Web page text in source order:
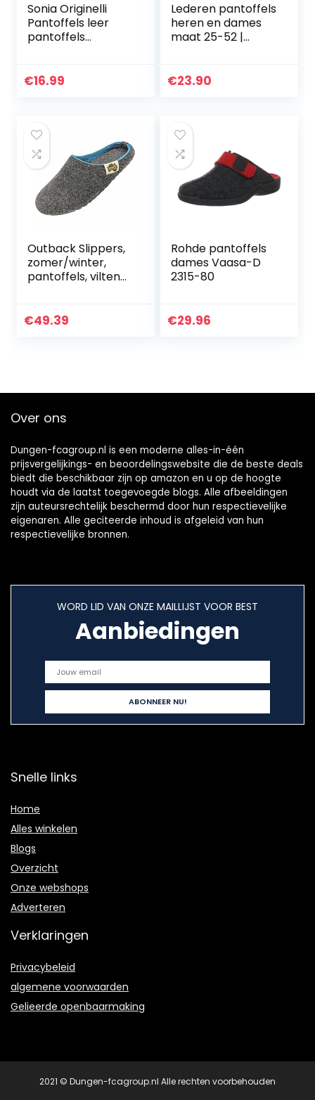
Sonia Originelli
Pantoffels leer
pantoffels
Slippers Beige Gr.
€16.99
Lederen pantoffels
heren en dames
maat 25-52 |
warme mocassins
€23.90
Outback Slippers,
zomer/winter,
pantoffels, vilten
antislip zool,
€49.39
Rohde pantoffels
dames Vaasa-D
2315-80
€29.96
Over ons
Dungen-fcagroup.nl is een moderne alles-in-één
prijsvergelijkings- en beoordelingswebsite die de beste deals
biedt die beschikbaar zijn op amazon en u op de hoogte
houdt via de laatst toegevoegde blogs. Alle afbeeldingen
zijn auteursrechtelijk beschermd door hun respectievelijke
eigenaren. Alle geciteerde inhoud is afgeleid van hun
respectievelijke bronnen.
WORD LID VAN ONZE MAILLIJST VOOR BEST
Aanbiedingen
Snelle links
Home
Alles winkelen
Blogs
Overzicht
Onze webshops
Adverteren
Verklaringen
Privacybeleid
algemene voorwaarden
Gelieerde openbaarmaking
2021 © Dungen-fcagroup.nl Alle rechten voorbehouden